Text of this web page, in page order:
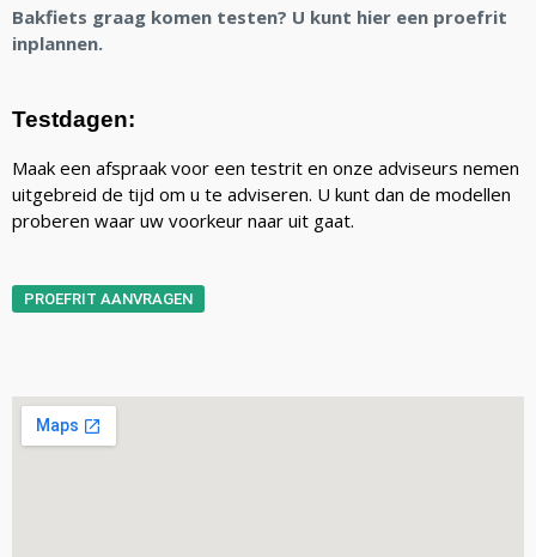
Bakfiets graag komen testen? U kunt hier een proefrit
inplannen.
Testdagen:
Maak een afspraak voor een testrit en onze adviseurs nemen
uitgebreid de tijd om u te adviseren. U kunt dan de modellen
proberen waar uw voorkeur naar uit gaat.
PROEFRIT AANVRAGEN